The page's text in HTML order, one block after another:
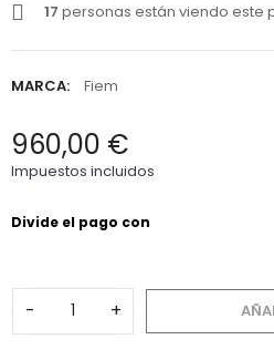
17 personas están viendo este
MARCA: Fiem
960,00 €
Impuestos incluidos
- +